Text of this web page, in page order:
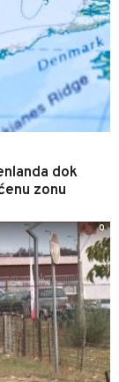
dok
zonu
0